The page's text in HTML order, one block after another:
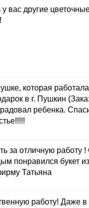
у вас другие
которая работала
в г. Пушкин
ребенка.
за отличную работу
понравился букет
Татьяна
работу! Даже в